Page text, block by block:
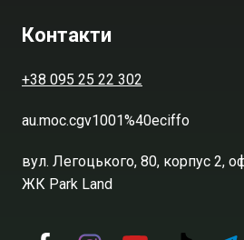
Контакти
+38 095 25 22 302
au.moc.cgv1001%40eciffo
вул. Легоцького, 80, корпус 2,
ЖК Park Land